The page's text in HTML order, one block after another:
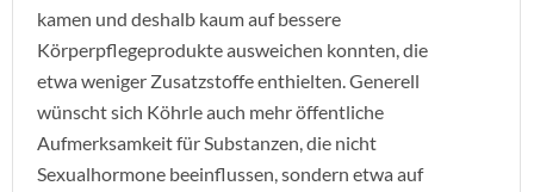
kamen und deshalb kaum auf bessere
Körperpflegeprodukte ausweichen konnten, die
etwa weniger Zusatzstoffe enthielten. Generell
wünscht sich Köhrle auch mehr öffentliche
Aufmerksamkeit für Substanzen, die nicht
Sexualhormone beeinflussen, sondern etwa auf